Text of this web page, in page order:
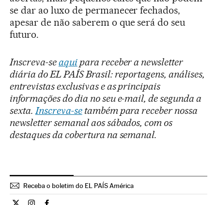
se dar ao luxo de permanecer fechados,
apesar de não saberem o que será do seu
futuro.
Inscreva-seaquipara receber a newsletter
diária do EL PAÍS Brasil: reportagens, análises,
entrevistas exclusivas e as principais
informações do dia no seu e-mail, de segunda a
sexta.Inscreva-setambém para receber nossa
newsletter semanal aos sábados, com os
destaques da cobertura na semanal.
Receba o boletim do EL PAÍS América